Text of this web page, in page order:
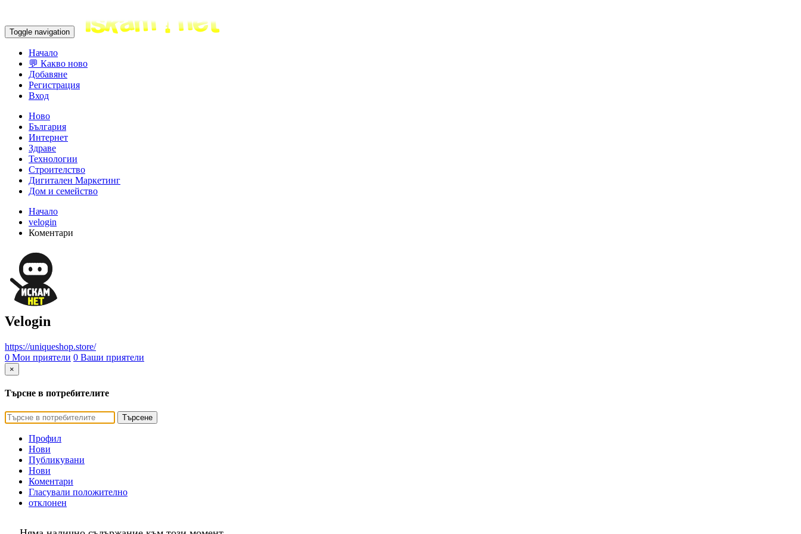
Toggle navigation
Начало
💬 Какво ново
Добавяне
Регистрация
Вход
Ново
България
Интернет
Здраве
Технологии
Строителство
Дигитален Маркетинг
Дом и семейство
Начало
velogin
Коментари
Velogin
https://uniqueshop.store/
0 Мои приятели 0 Ваши приятели
×
Търсне в потребителите
Търсене
Профил
Нови
Публикувани
Нови
Коментари
Гласували положително
отклонен